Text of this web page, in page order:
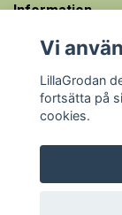
Information
Social Media
© 2026
Vi
LillaGrodan
fortsätta på
cookies.